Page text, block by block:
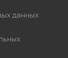
данных